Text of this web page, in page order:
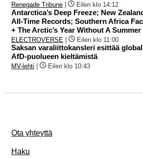
Renegade Tribune Eilen klo 14:12
Antarctica’s Deep Freeze; New
All-Time Records; Southern Africa
+ The Arctic’s Year Without A Summer
ELECTROVERSE Eilen klo 11:00
Saksan varaliittokansleri esittää
AfD-puolueen kieltämistä
MV-lehti Eilen klo 10:43
Ota yhteyttä
Haku